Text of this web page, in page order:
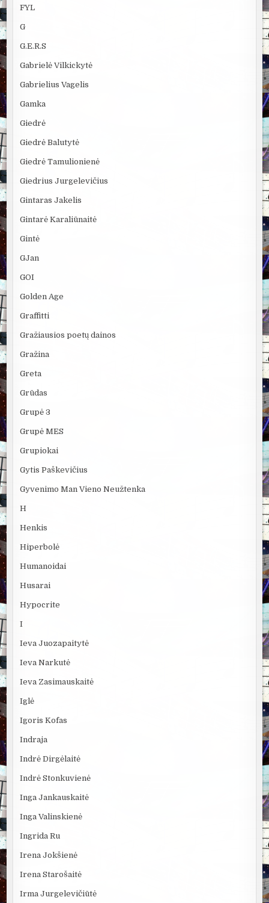
FYL
G
G.E.R.S
Gabrielė Vilkickytė
Gabrielius Vagelis
Gamka
Giedrė
Giedrė Balutytė
Giedrė Tamulionienė
Giedrius Jurgelevičius
Gintaras Jakelis
Gintarė Karaliūnaitė
Gintė
GJan
GOI
Golden Age
Graffitti
Gražiausios poetų dainos
Gražina
Greta
Grūdas
Grupė 3
Grupė MES
Grupiokai
Gytis Paškevičius
Gyvenimo Man Vieno Neužtenka
H
Henkis
Hiperbolė
Humanoidai
Husarai
Hypocrite
I
Ieva Juozapaitytė
Ieva Narkutė
Ieva Zasimauskaitė
Iglė
Igoris Kofas
Indraja
Indrė Dirgėlaitė
Indrė Stonkuvienė
Inga Jankauskaitė
Inga Valinskienė
Ingrida Ru
Irena Jokšienė
Irena Starošaitė
Irma Jurgelevičiūtė